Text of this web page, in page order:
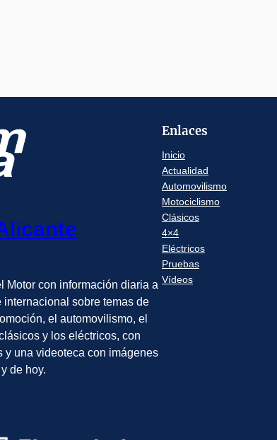
Motor con información diaria a
sobre temas de
el automovilismo, el
y los eléctricos, con
y una videoteca con imágenes
de hoy.
Enlaces
Inicio
Actualidad
Automovilismo
Motociclismo
Clásicos
4×4
Eléctricos
Pruebas
Vídeos